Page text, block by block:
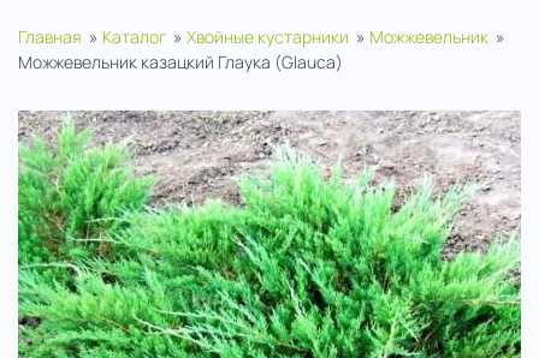
Главная Каталог Хвойные кустарники
Можжевельник
Можжевельник казацкий Глаука (Glauca)